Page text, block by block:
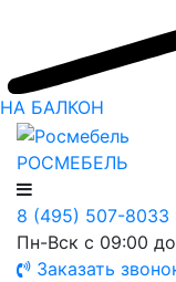
НА БАЛКОН
РОСМЕБЕЛЬ
8 (495) 507-8033
Пн-Вск с 09:00
Заказать